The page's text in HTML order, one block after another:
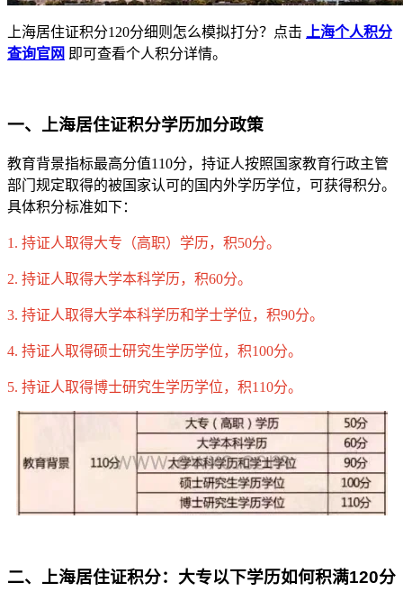
上海居住证积分120分细则怎么模拟打分？点击
上海个人积分
查询官网 即可查看个人积分详情。
一、上海居住证积分学历加分政策
教育背景指标最高分值110分，持证人按照国家教育行政主管
部门规定取得的被国家认可的国内外学历学位，可获得积分。
具体积分标准如下：
1. 持证人取得大专（高职）学历，积50分。
2. 持证人取得大学本科学历，积60分。
3. 持证人取得大学本科学历和学士学位，积90分。
4. 持证人取得硕士研究生学历学位，积100分。
5. 持证人取得博士研究生学历学位，积110分。
二、上海居住证积分：大专以下学历如何积满120分